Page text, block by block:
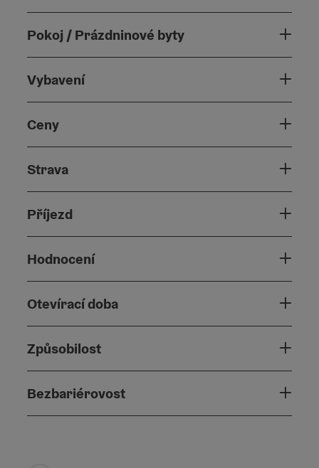
Pokoj / Prázdninové byty
Vybavení
Ceny
Strava
Příjezd
Hodnocení
Otevírací doba
Způsobilost
Bezbariérovost